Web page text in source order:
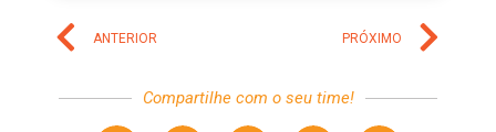
ANTERIOR PRÓXIMO
Compartilhe com o seu time!